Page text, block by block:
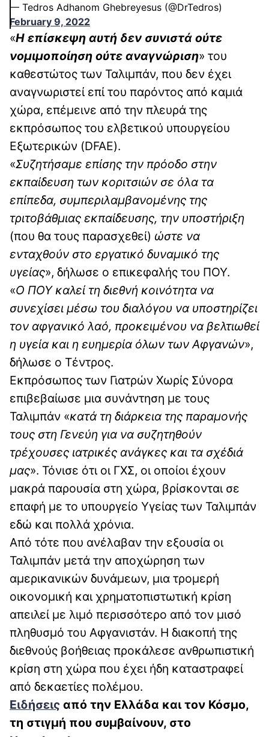
— Tedros Adhanom Ghebreyesus (@DrTedros)
February 9, 2022
«Η επίσκεψη αυτή δεν συνιστά ούτε
νομιμοποίηση ούτε αναγνώριση» του
καθεστώτος των Ταλιμπάν, που δεν έχει
αναγνωριστεί επί του παρόντος από καμιά
χώρα, επέμεινε από την πλευρά της
εκπρόσωπος του ελβετικού υπουργείου
Εξωτερικών (DFAE).
«Συζητήσαμε επίσης την πρόοδο στην
εκπαίδευση των κοριτσιών σε όλα τα
επίπεδα, συμπεριλαμβανομένης της
τριτοβάθμιας εκπαίδευσης, την υποστήριξη
(που θα τους παρασχεθεί) ώστε να
ενταχθούν στο εργατικό δυναμικό της
υγείας», δήλωσε ο επικεφαλής του ΠΟΥ.
«Ο ΠΟΥ καλεί τη διεθνή κοινότητα να
συνεχίσει μέσω του διαλόγου να υποστηρίζει
τον αφγανικό λαό, προκειμένου να βελτιωθεί
η υγεία και η ευημερία όλων των Αφγανών»,
δήλωσε ο Τέντρος.
Εκπρόσωπος των Γιατρών Χωρίς Σύνορα
επιβεβαίωσε μια συνάντηση με τους
Ταλιμπάν «κατά τη διάρκεια της παραμονής
τους στη Γενεύη για να συζητηθούν
τρέχουσες ιατρικές ανάγκες και τα σχέδιά
μας». Τόνισε ότι οι ΓΧΣ, οι οποίοι έχουν
μακρά παρουσία στη χώρα, βρίσκονται σε
επαφή με το υπουργείο Υγείας των Ταλιμπάν
εδώ και πολλά χρόνια.
Από τότε που ανέλαβαν την εξουσία οι
Ταλιμπάν μετά την αποχώρηση των
αμερικανικών δυνάμεων, μια τρομερή
οικονομική και χρηματοπιστωτική κρίση
απειλεί με λιμό περισσότερο από τον μισό
πληθυσμό του Αφγανιστάν. Η διακοπή της
διεθνούς βοήθειας προκάλεσε ανθρωπιστική
κρίση στη χώρα που έχει ήδη καταστραφεί
από δεκαετίες πολέμου.
Ειδήσεις από την Ελλάδα και τον Κόσμο,
τη στιγμή που συμβαίνουν, στο